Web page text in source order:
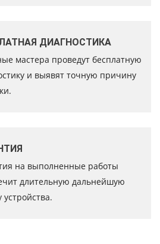
ДИАГНОСТИКА
мастера проведут бесплатную
и выявят точную причину
на выполненные работы
длительную дальнейшую
устройства.